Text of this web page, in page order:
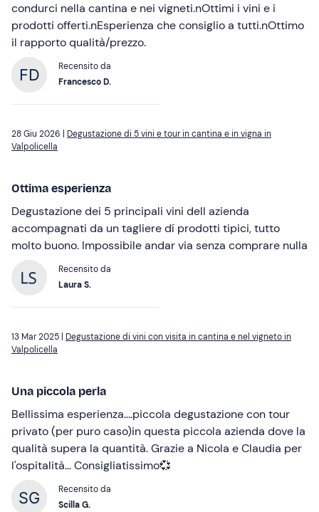
condurci nella cantina e nei vigneti.nOttimi i vini e i
prodotti offerti.nEsperienza che consiglio a tutti.nOttimo
il rapporto qualità/prezzo.
Recensito da
Francesco D.
28 Giu 2026 | Degustazione di 5 vini e tour in cantina e in vigna in
Valpolicella
Ottima esperienza
Degustazione dei 5 principali vini dell azienda
accompagnati da un tagliere dí prodotti tipici, tutto
molto buono. Impossibile andar via senza comprare nulla
Recensito da
Laura S.
13 Mar 2025 | Degustazione di vini con visita in cantina e nel vigneto in
Valpolicella
Una piccola perla
Bellissima esperienza....piccola degustazione con tour
privato (per puro caso)in questa piccola azienda dove la
qualità supera la quantità. Grazie a Nicola e Claudia per
l'ospitalità... Consigliatissimo💞
Recensito da
Scilla G.